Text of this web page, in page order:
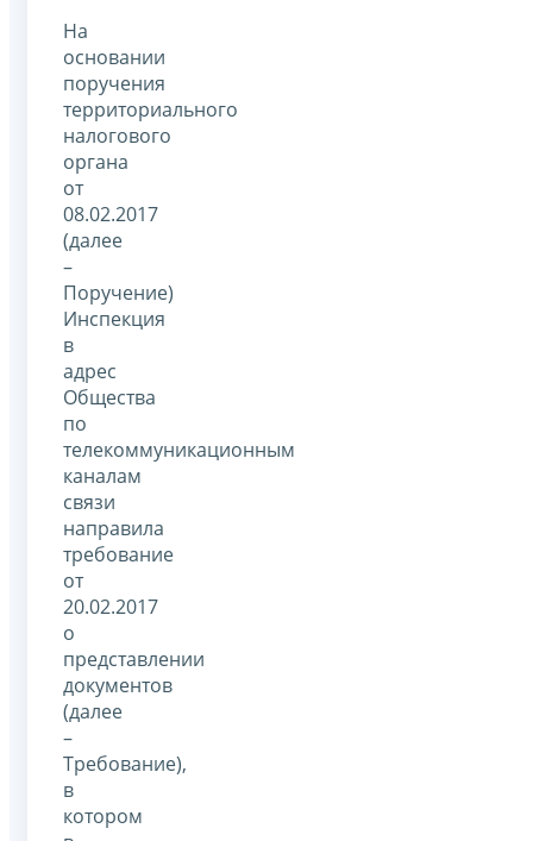
На
основании
поручения
территориального
налогового
органа
от
08.02.2017
(далее
–
Поручение)
Инспекция
в
адрес
Общества
по
телекоммуникационным
каналам
связи
направила
требование
от
20.02.2017
о
представлении
документов
(далее
–
Требование),
в
котором